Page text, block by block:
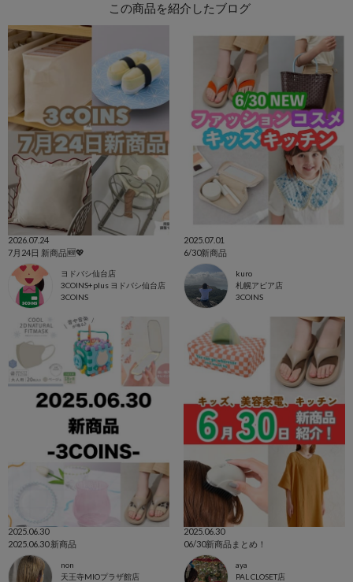
この商品を紹介したブログ
2026.07.24
7月24日 新商品🆕💖
ヨドバシ仙台店
3COINS+plus ヨドバシ仙台店
3COINS
2025.07.01
6/30新商品
kuro
札幌アピア店
3COINS
2025.06.30
2025.06.30 新商品
non
天王寺MIOプラザ館店
2025.06.30
06/30新商品まとめ！
aya
PAL CLOSET店